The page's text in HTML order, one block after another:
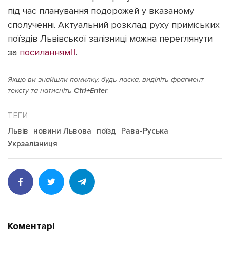
під час планування подорожей у вказаному
сполученні. Актуальний розклад руху приміських
поїздів Львівської залізниці можна переглянути
за посиланням.
Якщо ви знайшли помилку, будь ласка, виділіть фрагмент
тексту та натисніть Ctrl+Enter.
Львів новини Львова поїзд
Рава-Руська
Укрзалізниця
Коментарі